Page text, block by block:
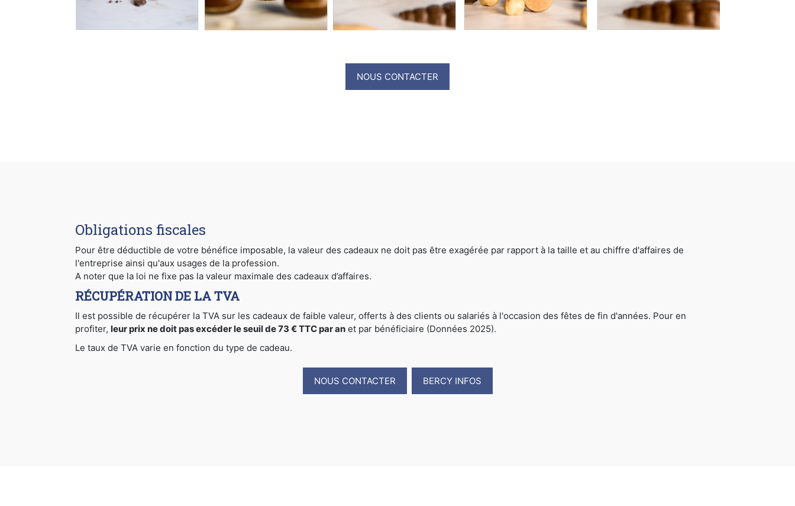
NOUS CONTACTER
Obligations fiscales
Pour être déductible de votre bénéfice imposable, la valeur des cadeaux ne doit pas être exagérée par rapport à la taille et au chiffre d'affaires de
l'entreprise ainsi qu'aux usages de la profession.
A noter que la loi ne fixe pas la valeur maximale des cadeaux d’affaires.
RÉCUPÉRATION DE LA TVA
Il est possible de récupérer la TVA sur les cadeaux de faible valeur, offerts à des clients ou salariés à l'occasion des fêtes de fin d'années. Pour en
profiter, leur prix ne doit pas excéder le seuil de 73 € TTC par an et par bénéficiaire (Données 2025).
Le taux de TVA varie en fonction du type de cadeau.
NOUS CONTACTER BERCY INFOS